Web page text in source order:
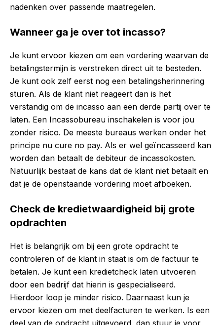
nadenken over passende maatregelen.
Wanneer ga je over tot incasso?
Je kunt ervoor kiezen om een vordering waarvan de
betalingstermijn is verstreken direct uit te besteden.
Je kunt ook zelf eerst nog een betalingsherinnering
sturen. Als de klant niet reageert dan is het
verstandig om de incasso aan een derde partij over te
laten. Een Incassobureau inschakelen is voor jou
zonder risico. De meeste bureaus werken onder het
principe nu cure no pay. Als er wel geïncasseerd kan
worden dan betaalt de debiteur de incassokosten.
Natuurlijk bestaat de kans dat de klant niet betaalt en
dat je de openstaande vordering moet afboeken.
Check de kredietwaardigheid bij grote
opdrachten
Het is belangrijk om bij een grote opdracht te
controleren of de klant in staat is om de factuur te
betalen. Je kunt een kredietcheck laten uitvoeren
door een bedrijf dat hierin is gespecialiseerd.
Hierdoor loop je minder risico. Daarnaast kun je
ervoor kiezen om met deelfacturen te werken. Is een